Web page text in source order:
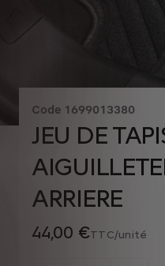
Code 1699013380
JEU DE
ARRIERE
44,00 €TTC/unité